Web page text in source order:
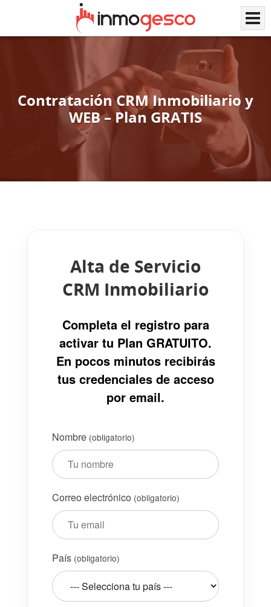
Contratación CRM Inmobiliario y
WEB – Plan GRATIS
Alta de Servicio
CRM Inmobiliario
Completa el registro para
activar tu Plan GRATUITO.
En pocos minutos recibirás
tus credenciales de acceso
por email.
Nombre (obligatorio)
Correo electrónico (obligatorio)
País (obligatorio)